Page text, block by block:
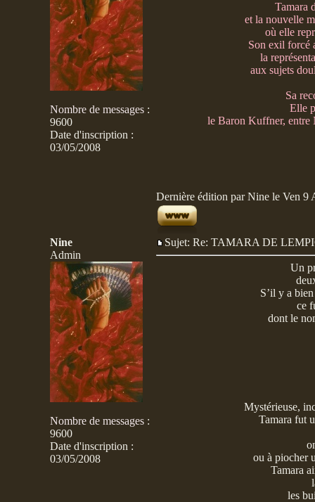
Nombre de messages :
9600
Date d'inscription :
03/05/2008
Tamara
et la nouvelle
où elle
Son exil forcé
la
aux sujets
Sa
Elle
le Baron Kuffner, entre
Dernière édition par Nine le Ven 9
Nine
Admin
Nombre de messages :
9600
Date d'inscription :
03/05/2008
Sujet: Re: TAMARA DE
Un
S’il y a
ce
dont le
Mystérieuse,
Tamara fut
ou à piocher
Tamara
les